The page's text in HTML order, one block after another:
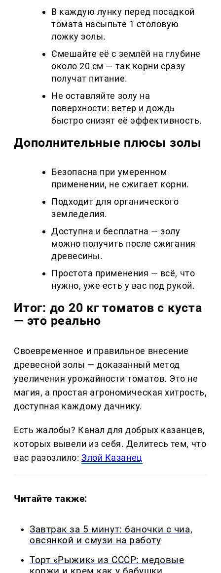
В каждую лунку перед посадкой
томата насыпьте 1 столовую
ложку золы.
Смешайте её с землёй на глубине
около 20 см — так корни сразу
получат питание.
Не оставляйте золу на
поверхности: ветер и дождь
быстро снизят её эффективность.
Дополнительные плюсы золы
Безопасна при умеренном
применении, не сжигает корни.
Подходит для органического
земледелия.
Доступна и бесплатна — золу
можно получить после сжигания
древесины.
Простота применения — всё, что
нужно, уже есть у вас под рукой.
Итог: до 20 кг томатов с куста
— это реально
Своевременное и правильное внесение
древесной золы — доказанный метод
увеличения урожайности томатов. Это не
магия, а простая агрономическая хитрость,
доступная каждому дачнику.
Есть жалобы? Канал для добрых казанцев,
которых вывели из себя. Делитеcь тем, что
вас разозлило:Злой Казанец
Читайте также:
Завтрак за 5 минут: баночки с чиа,
овсянкой и смузи на работу
Торт «Рыжик» из СССР: медовые